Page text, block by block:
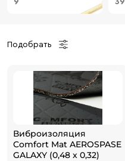
Подобрать
Виброизоляция
Comfort Mat AEROSPASE
GALAXY (0,48 x 0,32)